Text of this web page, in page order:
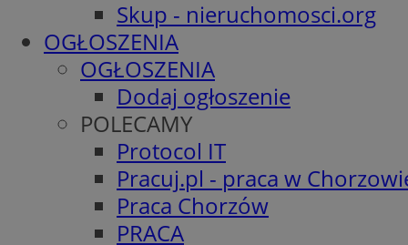
Skup - nieruchomosci.org
OGŁOSZENIA
OGŁOSZENIA
Dodaj ogłoszenie
POLECAMY
Protocol IT
Pracuj.pl - praca w
Praca Chorzów
PRACA